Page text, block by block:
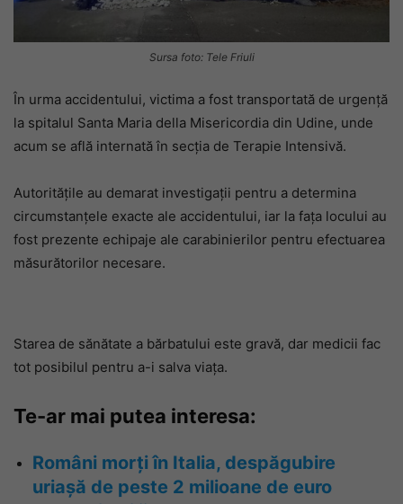
Sursa foto: Tele Friuli
În urma accidentului, victima a fost transportată de urgență
la spitalul Santa Maria della Misericordia din Udine, unde
acum se află internată în secția de Terapie Intensivă.
Autoritățile au demarat investigații pentru a determina
circumstanțele exacte ale accidentului, iar la fața locului au
fost prezente echipaje ale carabinierilor pentru efectuarea
măsurătorilor necesare.
Starea de sănătate a bărbatului este gravă, dar medicii fac
tot posibilul pentru a-i salva viața.
Te-ar mai putea interesa:
Români morți în Italia, despăgubire
uriașă de peste 2 milioane de euro